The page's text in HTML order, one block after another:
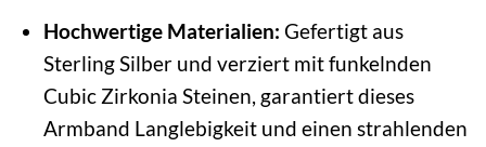
Hochwertige Materialien: Gefertigt aus
Sterling Silber und verziert mit funkelnden
Cubic Zirkonia Steinen, garantiert dieses
Armband Langlebigkeit und einen strahlenden